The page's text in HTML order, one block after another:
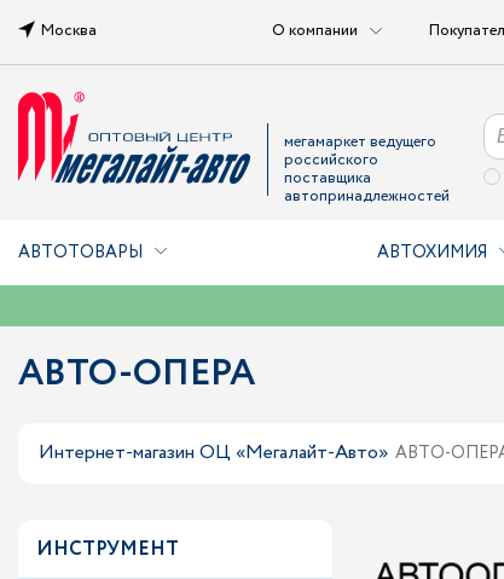
Москва О компании
мегамаркет ведущего
российского
поставщика
автопринадлежностей
АВТОТОВАРЫ АВТОХИМИЯ
АВТО-ОПЕРА
Интернет-магазин ОЦ «Мегалайт-Авто» АВТО-
ИНСТРУМЕНТ